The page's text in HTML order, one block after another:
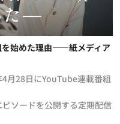
を始めた理由——紙メディア
月28日にYouTube連載番組
ソードを公開する定期配信